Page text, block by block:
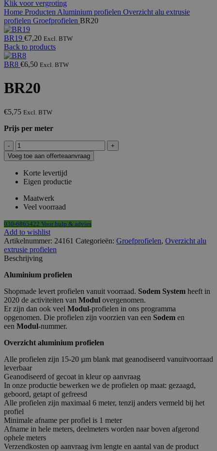
Klik voor vergroting
Home Producten Aluminium profielen Overzicht alu extrusie
profielen Groefprofielen BR20
BR19 €7,20 Excl. BTW
Back to products
BR8 €6,50 Excl. BTW
BR20
€5,75 Excl. BTW
Prijs per meter
BR20
aantal
Voeg toe aan offerteaanvraag
Korte levertijd
Eigen productie
Maatwerk
Veel voorraad
030-6865422 Voor hulp & advies
Add to wishlist
Artikelnummer: 24161 Categorieën: Groefprofielen, Overzicht alu
extrusie profielen
Beschrijving
Aluminium profielen
Shopmade levert profielen vanuit voorraad. Sodem System heeft in
2020 de activiteiten van Modul overgenomen.
Er zijn dan ook veel Modul-profielen in ons programma
opgenomen. Die profielen zijn voorzien van een Sodem en
een Modul-nummer.
Overzicht aluminium profielen
Alle profielen zijn 15-20 µm blank mat geanodiseerd vanuitvoorraad
leverbaar
Geanodiseerd of gecoat in kleur op aanvraag
In onze productie bewerken we de profielen op maat: gezaagd,
geboord, getapt of gefreesd
Alle profielen zijn maximaal 6 meter, tenzij anders vermeld bij het
profiel
Minimale afname per profiel is 1 meter
Afname in hele meters, deelmeters worden naar boven afgerond
ophele meters
Verzendkosten op aanvraag ivm lengte en aantal van de product